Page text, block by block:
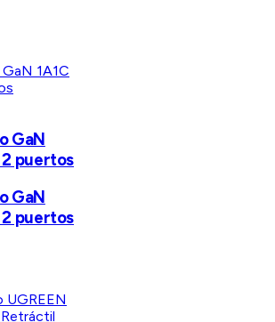
GaN
2 puertos
GaN
2 puertos